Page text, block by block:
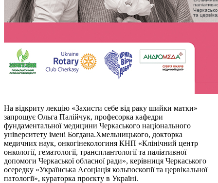
На відкриту лекцію «Захисти себе від раку шийки матки»
запрошує Ольга Палійчук, професорка кафедри
фундаментальної медицини Черкаського національного
університету імені Богдана.Хмельницького, докторка
медичних наук, онкогінекологиня КНП «Клінічний центр
онкології, гематології, трансплантології та паліативної
допомоги Черкаської обласної ради», керівниця Черкаського
осередку «Українська Асоціація кольпоскопії та цервікальної
патології», кураторка проєкту в Україні.